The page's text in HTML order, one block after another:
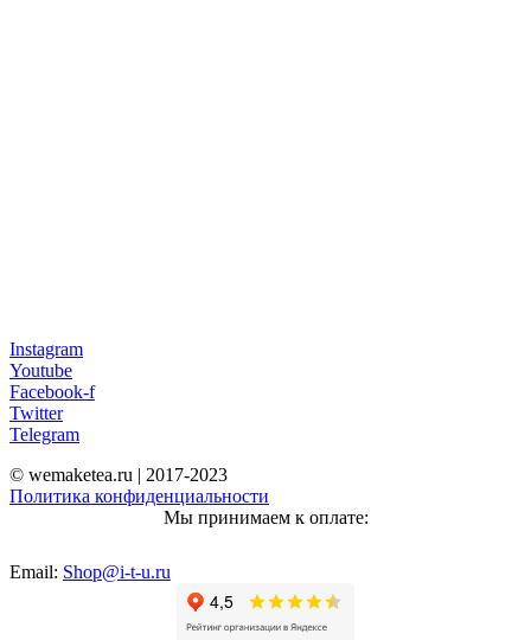
Instagram
Youtube
Facebook-f
Twitter
Telegram
© wemaketea.ru | 2017-2023
Политика конфиденциальности
Мы принимаем к оплате:
Email: Shop@i-t-u.ru